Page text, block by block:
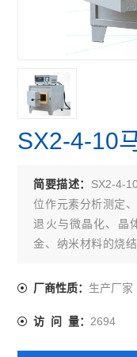
SX2-4-10
简要描述： SX2-4-
位作元素分析测定
退火与微晶化、晶
金、纳米材料的烧
厂商性质： 生产厂家
访 问 量：2694